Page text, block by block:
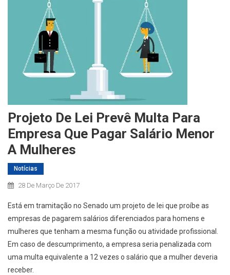
Projeto De Lei Prevê Multa Para
Empresa Que Pagar Salário Menor
A Mulheres
Notícias
28 De Março De 2017
Está em tramitação no Senado um projeto de lei que proíbe as
empresas de pagarem salários diferenciados para homens e
mulheres que tenham a mesma função ou atividade profissional.
Em caso de descumprimento, a empresa seria penalizada com
uma multa equivalente a 12 vezes o salário que a mulher deveria
receber.